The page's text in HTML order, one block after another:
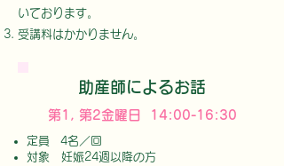
いております。
受講料はかかりません。
助産師によるお話
第1, 第2金曜日 14:00-16:30
定員 4名／回
対象 妊娠24週以降の方